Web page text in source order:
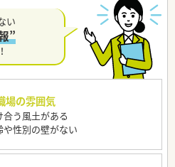
い
”
場の雰囲気
合う風土がある
や性別の壁がない